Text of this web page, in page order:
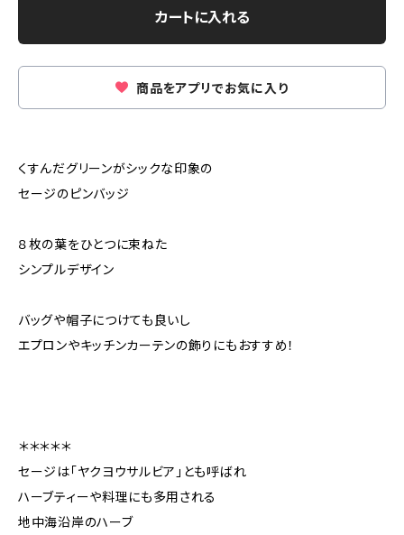
カートに入れる
商品をアプリでお気に入り
くすんだグリーンがシックな印象の
セージのピンバッジ
８枚の葉をひとつに束ねた
シンプルデザイン
バッグや帽子につけても良いし
エプロンやキッチンカーテンの飾りにもおすすめ！
＊＊＊＊＊
セージは「ヤクヨウサルビア」とも呼ばれ
ハーブティーや料理にも多用される
地中海沿岸のハーブ